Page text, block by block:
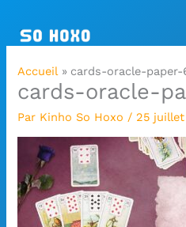
contenu
Accueil cards-oracle-paper-
cards-oracle-
Par Kinho So Hoxo / 25